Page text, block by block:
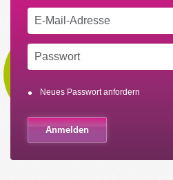
Neues Passwort anfordern